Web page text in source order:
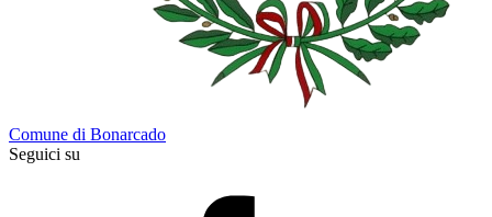
Comune di Bonarcado
Seguici su